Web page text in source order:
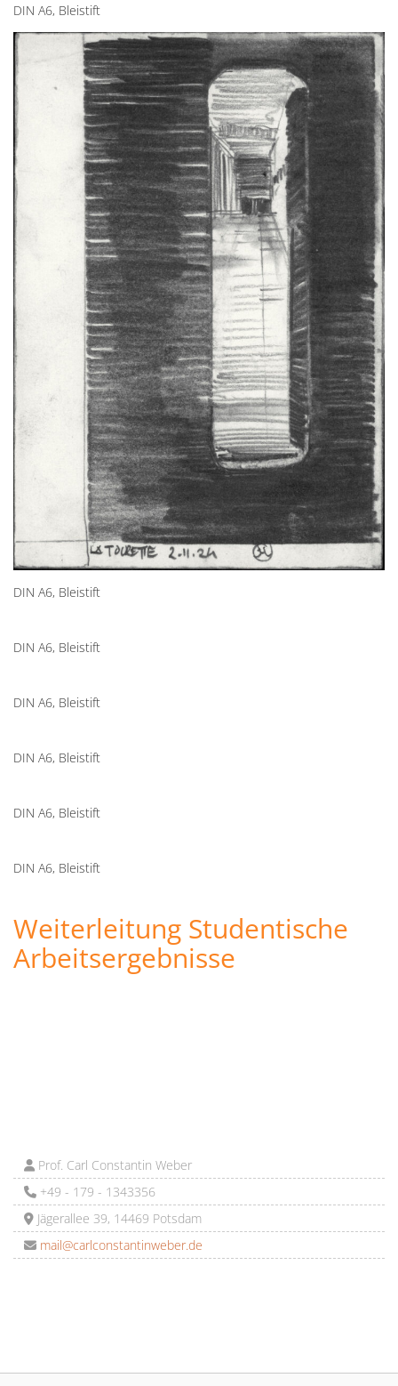
DIN A6, Bleistift
DIN A6, Bleistift
DIN A6, Bleistift
DIN A6, Bleistift
DIN A6, Bleistift
DIN A6, Bleistift
DIN A6, Bleistift
Weiterleitung Studentische
Arbeitsergebnisse
Prof. Carl Constantin Weber
+49 - 179 - 1343356
Jägerallee 39, 14469 Potsdam
mail@carlconstantinweber.de